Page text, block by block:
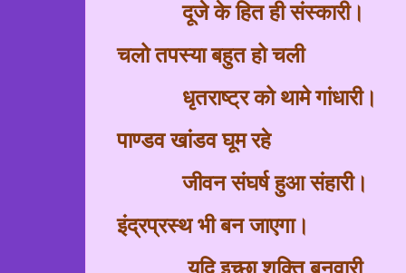
दूजे के हित ही संस्कारी।
चलो तपस्या बहुत हो चली
धृतराष्ट्र को थामे गांधारी।
पाण्डव खांडव घूम रहे
जीवन संघर्ष हुआ संहारी।
इंद्रप्रस्थ भी बन जाएगा।